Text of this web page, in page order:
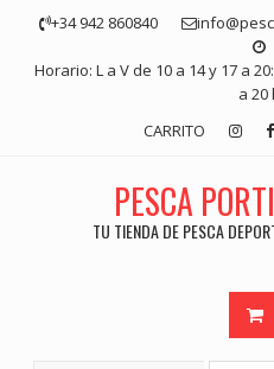
contenido
+34 942 860840
Horario: L a V de 10 a 14 y 17 a
a 20
CARRITO
PESCA
TU TIENDA DE PESCA